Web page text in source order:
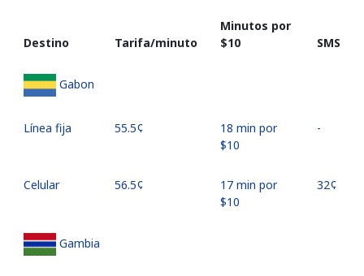
Destino Tarifa/minuto
Minutos por
⁦$10⁩
SMS
Gabon
Línea fija ⁦55.5¢⁩
18 min por
⁦$10⁩
-
Celular ⁦56.5¢⁩
17 min por
⁦$10⁩
⁦32¢⁩
Gambia